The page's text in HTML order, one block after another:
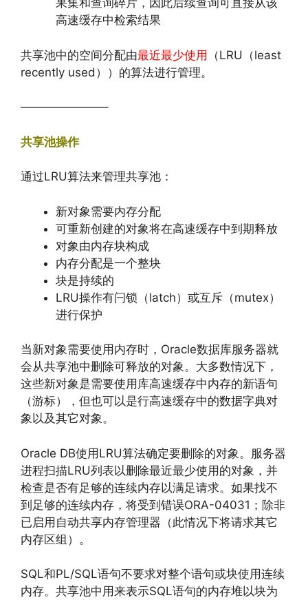
果集和查询碎片，因此后续查询可直接从该
高速缓存中检索结果
共享池中的空间分配由最近最少使用 （LRU（least
recently used））的算法进行管理。
———————–
共享池操作
通过LRU算法来管理共享池：
新对象需要内存分配
可重新创建的对象将在高速缓存中到期释放
对象由内存块构成
内存分配是一个整块
块是持续的
LRU操作有闩锁（latch）或互斥（mutex）
进行保护
当新对象需要使用内存时，Oracle数据库服务器就
会从共享池中删除可释放的对象。大多数情况下，
这些新对象是需要使用库高速缓存中内存的新语句
（游标），但也可以是行高速缓存中的数据字典对
象以及其它对象。
Oracle DB使用LRU算法确定要删除的对象。服务器
进程扫描LRU列表以删除最近最少使用的对象，并
检查是否有足够的连续内存以满足请求。如果找不
到足够的连续内存，将受到错误ORA-04031；除非
已启用自动共享内存管理器（此情况下将请求其它
内存区组）。
SQL和PL/SQL语句不要求对整个语句或块使用连续
内存。共享池中用来表示SQL语句的内存堆以块为